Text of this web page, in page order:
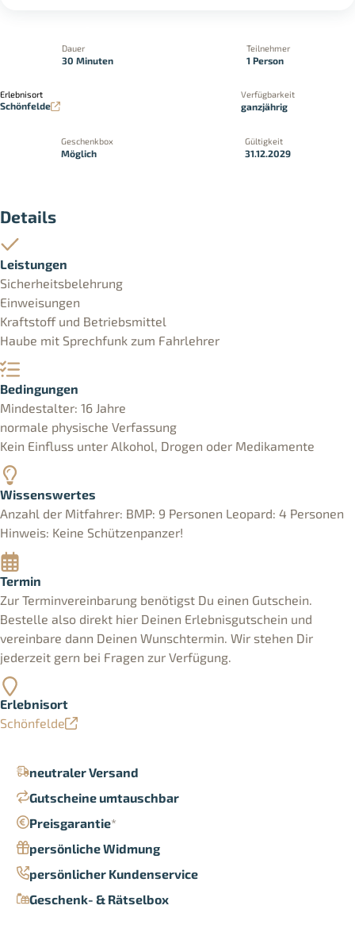
Dauer
30 Minuten
Teilnehmer
1 Person
Erlebnisort
Schönfelde
Verfügbarkeit
ganzjährig
Geschenkbox
Möglich
Gültigkeit
31.12.2029
neutraler Versand
Gutscheine umtauschbar
Preisgarantie*
persönliche Widmung
persönlicher Kundenservice
Geschenk- & Rätselbox
Details
Leistungen
Sicherheitsbelehrung
Einweisungen
Kraftstoff und Betriebsmittel
Haube mit Sprechfunk zum Fahrlehrer
Bedingungen
Mindestalter: 16 Jahre
normale physische Verfassung
Kein Einfluss unter Alkohol, Drogen oder Medikamente
Wissenswertes
Anzahl der Mitfahrer: BMP: 9 Personen Leopard: 4 Personen
Hinweis: Keine Schützenpanzer!
Termin
Zur Terminvereinbarung benötigst Du einen Gutschein.
Bestelle also direkt hier Deinen Erlebnisgutschein und
vereinbare dann Deinen Wunschtermin. Wir stehen Dir
jederzeit gern bei Fragen zur Verfügung.
Erlebnisort
Schönfelde